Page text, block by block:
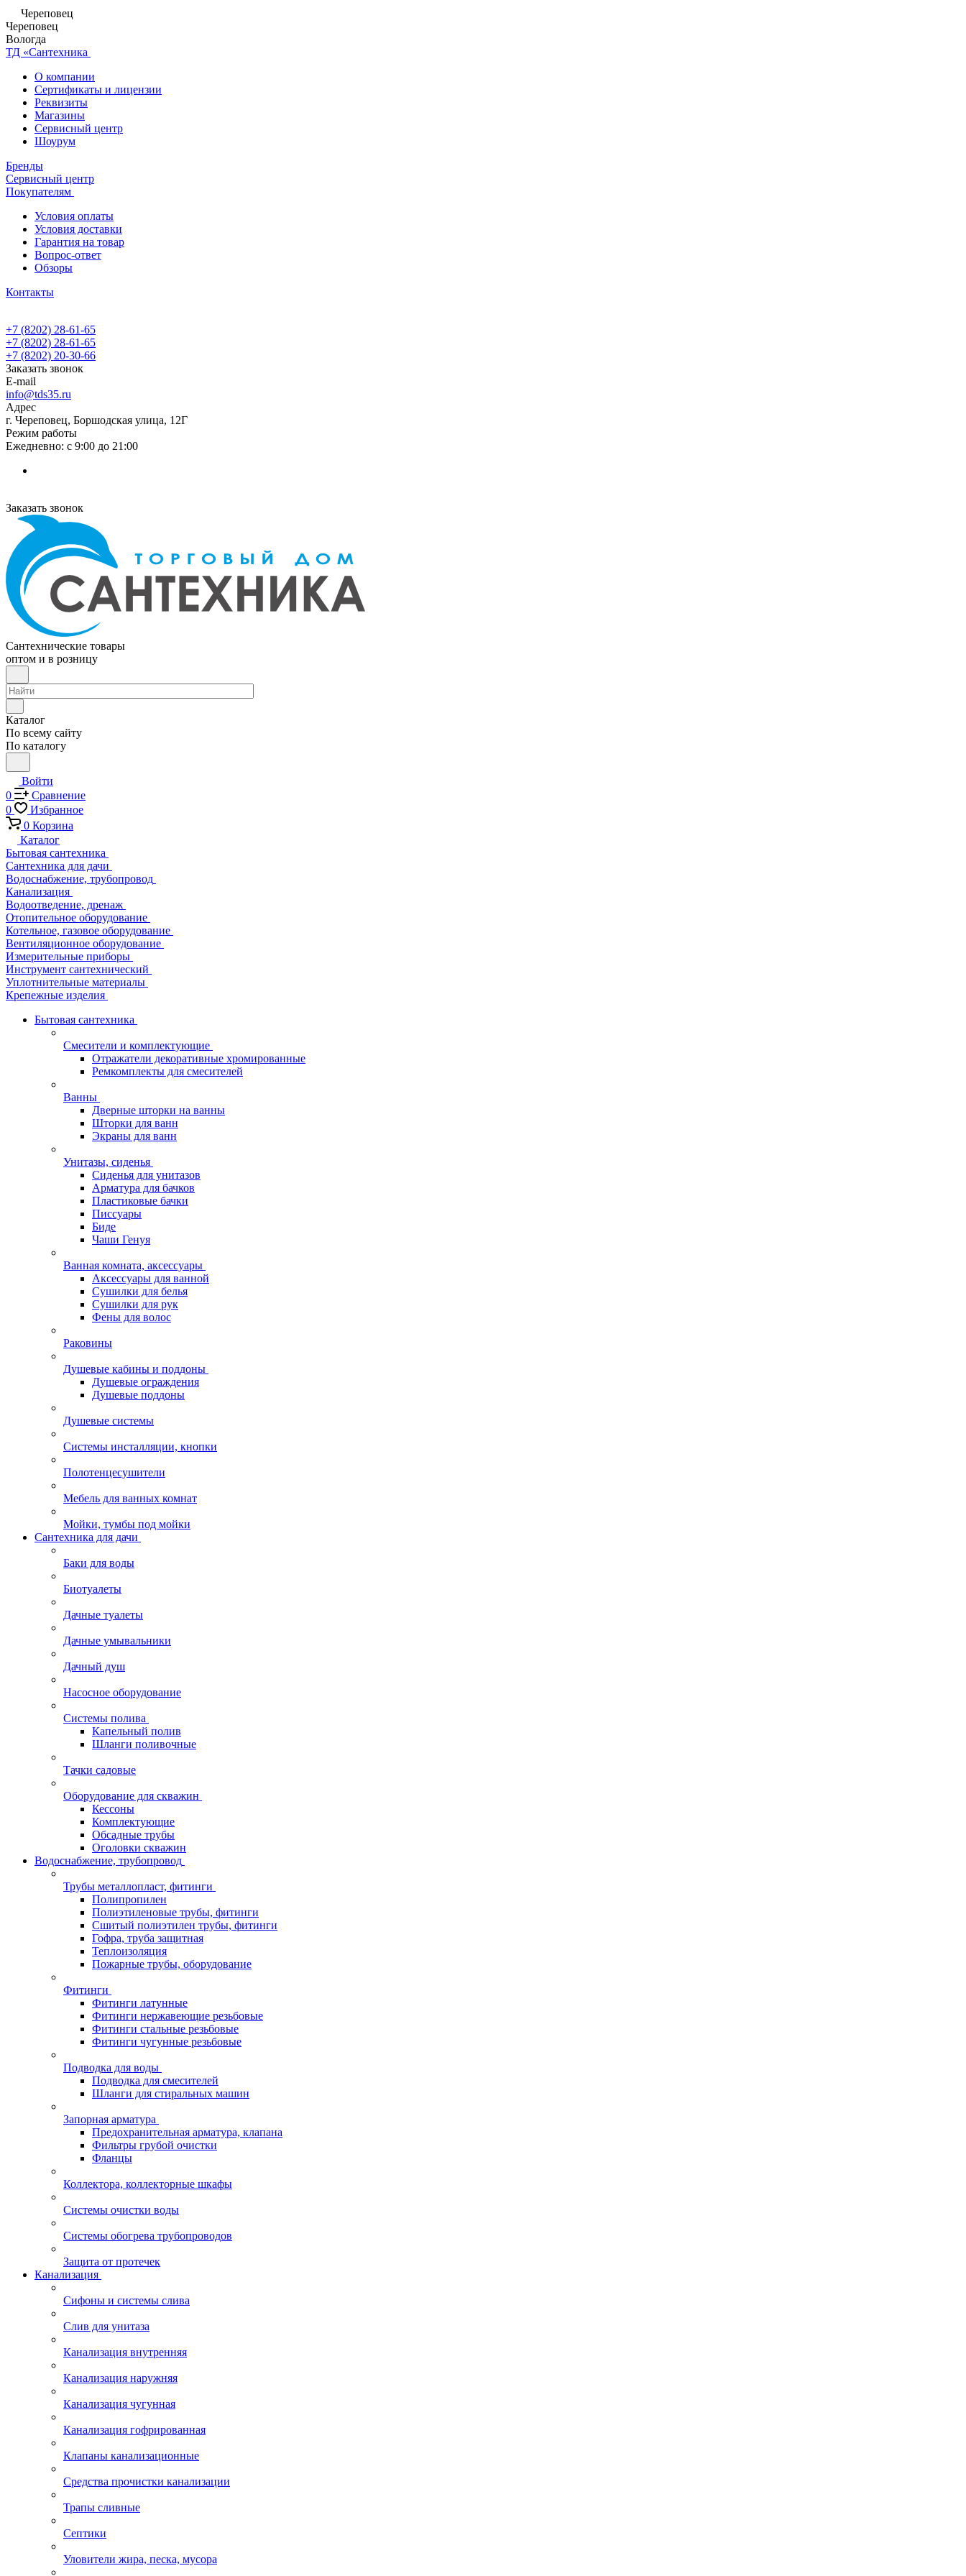
Череповец
Череповец
Вологда
ТД «Сантехника
О компании
Сертификаты и лицензии
Реквизиты
Магазины
Сервисный центр
Шоурум
Бренды
Сервисный центр
Покупателям
Условия оплаты
Условия доставки
Гарантия на товар
Вопрос-ответ
Обзоры
Контакты
+7 (8202) 28‑61-65
+7 (8202) 28‑61-65
+7 (8202) 20‑30-66
Заказать звонок
E-mail
info@tds35.ru
Адрес
г. Череповец, Боршодская улица, 12Г
Режим работы
Ежедневно: с 9:00 до 21:00
Заказать звонок
Сантехнические товары
оптом и в розницу
Каталог
По всему сайту
По каталогу
Войти
0
Сравнение
0
Избранное
0 Корзина
Каталог
Бытовая сантехника
Сантехника для дачи
Водоснабжение, трубопровод
Канализация
Водоотведение, дренаж
Отопительное оборудование
Котельное, газовое оборудование
Вентиляционное оборудование
Измерительные приборы
Инструмент сантехнический
Уплотнительные материалы
Крепежные изделия
Бытовая сантехника
Смесители и комплектующие
Отражатели декоративные хромированные
Ремкомплекты для смесителей
Ванны
Дверные шторки на ванны
Шторки для ванн
Экраны для ванн
Унитазы, сиденья
Сиденья для унитазов
Арматура для бачков
Пластиковые бачки
Писсуары
Биде
Чаши Генуя
Ванная комната, аксессуары
Аксессуары для ванной
Сушилки для белья
Сушилки для рук
Фены для волос
Раковины
Душевые кабины и поддоны
Душевые ограждения
Душевые поддоны
Душевые системы
Системы инсталляции, кнопки
Полотенцесушители
Мебель для ванных комнат
Мойки, тумбы под мойки
Сантехника для дачи
Баки для воды
Биотуалеты
Дачные туалеты
Дачные умывальники
Дачный душ
Насосное оборудование
Системы полива
Капельный полив
Шланги поливочные
Тачки садовые
Оборудование для скважин
Кессоны
Комплектующие
Обсадные трубы
Оголовки скважин
Водоснабжение, трубопровод
Трубы металлопласт, фитинги
Полипропилен
Полиэтиленовые трубы, фитинги
Сшитый полиэтилен трубы, фитинги
Гофра, труба защитная
Теплоизоляция
Пожарные трубы, оборудование
Фитинги
Фитинги латунные
Фитинги нержавеющие резьбовые
Фитинги стальные резьбовые
Фитинги чугунные резьбовые
Подводка для воды
Подводка для смесителей
Шланги для стиральных машин
Запорная арматура
Предохранительная арматура, клапана
Фильтры грубой очистки
Фланцы
Коллектора, коллекторные шкафы
Системы очистки воды
Системы обогрева трубопроводов
Защита от протечек
Канализация
Сифоны и системы слива
Слив для унитаза
Канализация внутренняя
Канализация наружняя
Канализация чугунная
Канализация гофрированная
Клапаны канализационные
Средства прочистки канализации
Трапы сливные
Септики
Уловители жира, песка, мусора